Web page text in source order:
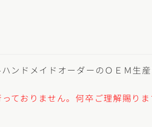
ンドメイドオーダーのＯＥＭ生
おりません。何卒ご理解賜りま